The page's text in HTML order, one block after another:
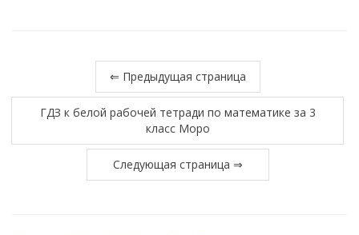
⇐ Предыдущая страница
ГДЗ к белой рабочей тетради по математике за 3
класс Моро
Следующая страница ⇒